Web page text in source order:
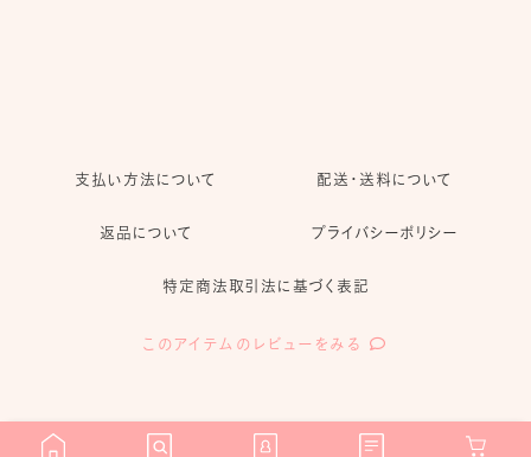
支払い方法について 配送・送料について
返品について プライバシーポリシー
特定商法取引法に基づく表記
このアイテムのレビューをみる